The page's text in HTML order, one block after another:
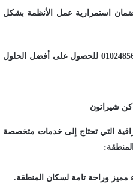
استمرارية عمل الأنظمة بشكل
للتواصل معنا: اتصل على الرقم 01024856600 للحصول على أفضل الحلول
شيراتون
التي تحتاج إلى خدمات متخصصة
مميز وراحة تامة لسكان المنطقة.